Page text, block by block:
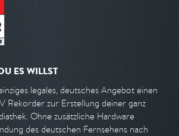
ES WILLST
legales, deutsches Angebot einen
Rekorder zur Erstellung deiner ganz
Ohne zusätzliche Hardware
des deutschen Fernsehens nach